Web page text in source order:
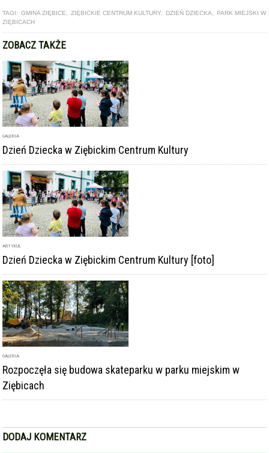
TAGI: GMINA ZIĘBICE ZIĘBICKIE CENTRUM KULTURY DZIEŃ DZIECKA
PARK MIEJSKI W
ZIĘBICACH
ZOBACZ TAKŻE
GALERIA
Dzień Dziecka w Ziębickim Centrum Kultury
ARTYKUŁ
Dzień Dziecka w Ziębickim Centrum Kultury [foto]
GALERIA
Rozpoczęła się budowa skateparku w parku miejskim w
Ziębicach
DODAJ KOMENTARZ